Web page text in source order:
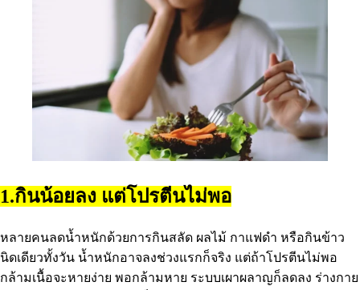
1.กินน้อยลง แต่โปรตีนไม่พอ
หลายคนลดน้ำหนักด้วยการกินสลัด ผลไม้ กาแฟดำ หรือกินข้าว
นิดเดียวทั้งวัน น้ำหนักอาจลงช่วงแรกก็จริง แต่ถ้าโปรตีนไม่พอ
กล้ามเนื้อจะหายง่าย พอกล้ามหาย ระบบเผาผลาญก็ลดลง ร่างกาย